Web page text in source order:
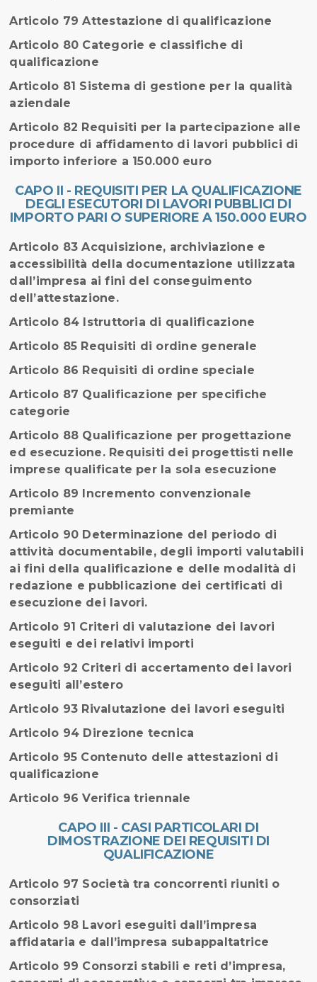
Articolo 79 Attestazione di qualificazione
Articolo 80 Categorie e classifiche di
qualificazione
Articolo 81 Sistema di gestione per la qualità
aziendale
Articolo 82 Requisiti per la partecipazione alle
procedure di affidamento di lavori pubblici di
importo inferiore a 150.000 euro
CAPO II - REQUISITI PER LA QUALIFICAZIONE
DEGLI ESECUTORI DI LAVORI PUBBLICI DI
IMPORTO PARI O SUPERIORE A 150.000 EURO
Articolo 83 Acquisizione, archiviazione e
accessibilità della documentazione utilizzata
dall’impresa ai fini del conseguimento
dell’attestazione.
Articolo 84 Istruttoria di qualificazione
Articolo 85 Requisiti di ordine generale
Articolo 86 Requisiti di ordine speciale
Articolo 87 Qualificazione per specifiche
categorie
Articolo 88 Qualificazione per progettazione
ed esecuzione. Requisiti dei progettisti nelle
imprese qualificate per la sola esecuzione
Articolo 89 Incremento convenzionale
premiante
Articolo 90 Determinazione del periodo di
attività documentabile, degli importi valutabili
ai fini della qualificazione e delle modalità di
redazione e pubblicazione dei certificati di
esecuzione dei lavori.
Articolo 91 Criteri di valutazione dei lavori
eseguiti e dei relativi importi
Articolo 92 Criteri di accertamento dei lavori
eseguiti all’estero
Articolo 93 Rivalutazione dei lavori eseguiti
Articolo 94 Direzione tecnica
Articolo 95 Contenuto delle attestazioni di
qualificazione
Articolo 96 Verifica triennale
CAPO III - CASI PARTICOLARI DI
DIMOSTRAZIONE DEI REQUISITI DI
QUALIFICAZIONE
Articolo 97 Società tra concorrenti riuniti o
consorziati
Articolo 98 Lavori eseguiti dall’impresa
affidataria e dall’impresa subappaltatrice
Articolo 99 Consorzi stabili e reti d’impresa,